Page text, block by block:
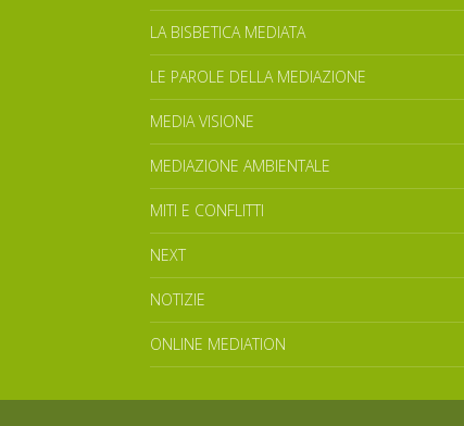
LA BISBETICA MEDIATA
LE PAROLE DELLA MEDIAZIONE
MEDIA VISIONE
MEDIAZIONE AMBIENTALE
MITI E CONFLITTI
NEXT
NOTIZIE
ONLINE MEDIATION